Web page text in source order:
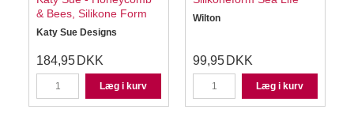
& Bees, Silikone Form
Katy Sue Designs
184,95 DKK
Læg i kurv
Wilton
99,95 DKK
Læg i kurv